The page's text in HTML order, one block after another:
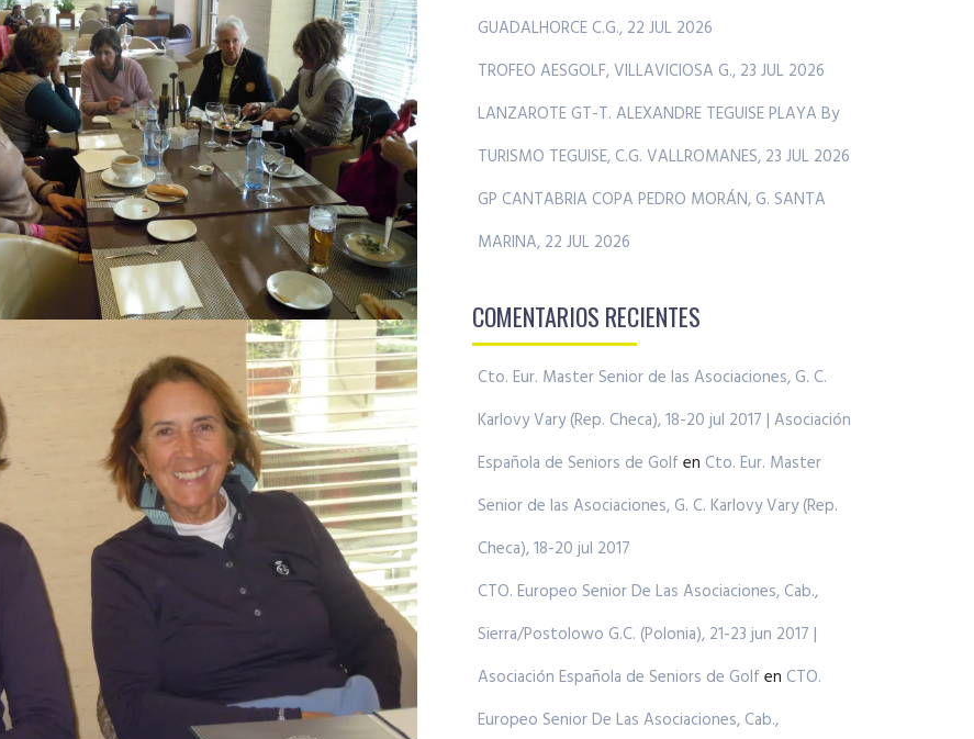
GUADALHORCE C.G., 22 JUL 2026
TROFEO AESGOLF, VILLAVICIOSA G., 23 JUL 2026
LANZAROTE GT-T. ALEXANDRE TEGUISE PLAYA By
TURISMO TEGUISE, C.G. VALLROMANES, 23 JUL 2026
GP CANTABRIA COPA PEDRO MORÁN, G. SANTA
MARINA, 22 JUL 2026
COMENTARIOS RECIENTES
Cto. Eur. Master Senior de las Asociaciones, G. C.
Karlovy Vary (Rep. Checa), 18-20 jul 2017 | Asociación
Española de Seniors de Golf en Cto. Eur. Master
Senior de las Asociaciones, G. C. Karlovy Vary (Rep.
Checa), 18-20 jul 2017
CTO. Europeo Senior De Las Asociaciones, Cab.,
Sierra/Postolowo G.C. (Polonia), 21-23 jun 2017 |
Asociación Española de Seniors de Golf en CTO.
Europeo Senior De Las Asociaciones, Cab.,